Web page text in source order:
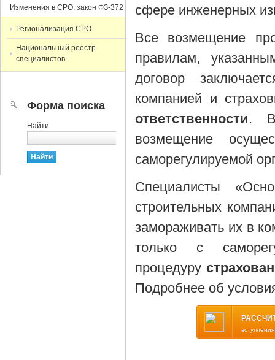
сфере инженерных
Все возмещение
правилам,
договор
компанией и
ответственности. В
возмещение
саморегулируемой
Специалисты
строительных
замораживать их в
только с
процедуру
Подробнее об
Изменения в СРО: закон ФЗ-372
Регионализация СРО
Национальный реестр
специалистов
Форма поиска
Найти